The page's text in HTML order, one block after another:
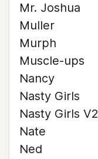
Mr. Joshua
Muller
Murph
Muscle-ups
Nancy
Nasty Girls
Nasty Girls V2
Nate
Ned